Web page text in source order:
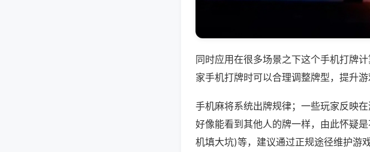
同时应用在很多场景之下这个手机打牌
家手机打牌时可以合理调整牌型，提升
手机麻将系统出牌规律；一些玩家反映
好像能看到其他人的牌一样，由此怀疑
机填大坑)等，建议通过正规途径维护游戏